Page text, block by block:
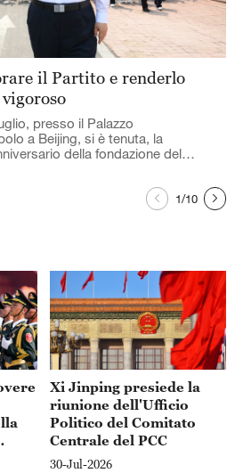
il Partito e renderlo
presso il Palazzo
a Beijing, si è tenuta, la
della fondazione del
1/10
Xi Jinping presiede la
riunione dell'Ufficio
Politico del Comitato
Centrale del PCC
30-Jul-2026